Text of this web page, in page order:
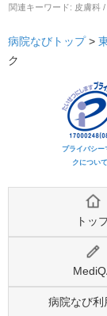
関連キーワード: 皮膚科
病院なびトップ >
ク
プライバシー
クについて
トッ
病院なび利